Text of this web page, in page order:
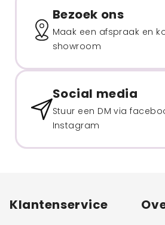
Bezoek ons
Maak een afspraak en
showroom
Social media
Stuur een DM via
Instagram
Klantenservice